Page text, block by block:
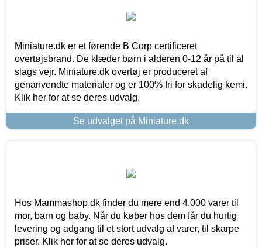
Miniature.dk er et førende B Corp certificeret
overtøjsbrand. De klæder børn i alderen 0-12 år på til al
slags vejr. Miniature.dk overtøj er produceret af
genanvendte materialer og er 100% fri for skadelig kemi.
Klik her for at se deres udvalg.
Se udvalget på Miniature.dk
Hos Mammashop.dk finder du mere end 4.000 varer til
mor, barn og baby. Når du køber hos dem får du hurtig
levering og adgang til et stort udvalg af varer, til skarpe
priser. Klik her for at se deres udvalg.